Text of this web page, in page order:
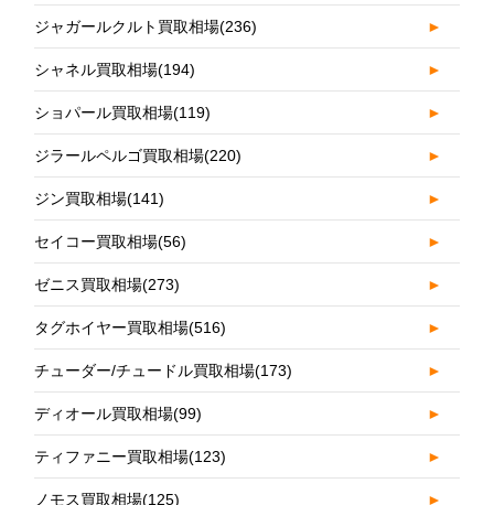
ジャガールクルト買取相場(236) ►
シャネル買取相場(194) ►
ショパール買取相場(119) ►
ジラールペルゴ買取相場(220) ►
ジン買取相場(141) ►
セイコー買取相場(56) ►
ゼニス買取相場(273) ►
タグホイヤー買取相場(516) ►
チューダー/チュードル買取相場(173) ►
ディオール買取相場(99) ►
ティファニー買取相場(123) ►
ノモス買取相場(125) ►